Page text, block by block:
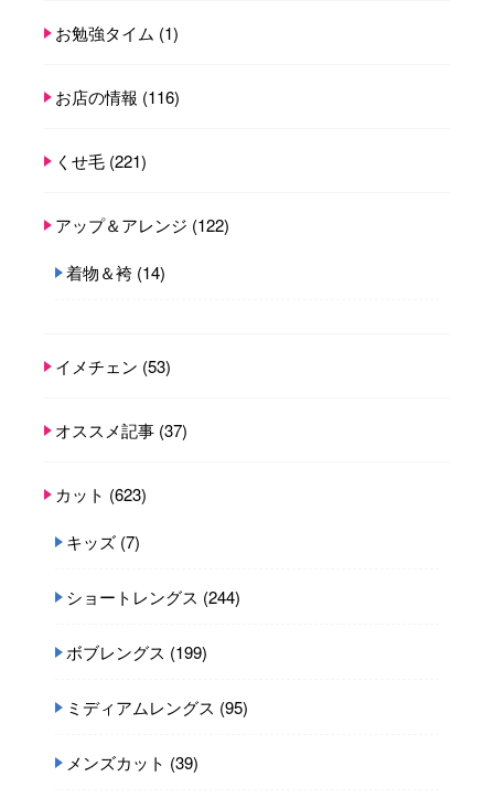
お勉強タイム (1)
お店の情報 (116)
くせ毛 (221)
アップ＆アレンジ (122)
着物＆袴 (14)
イメチェン (53)
オススメ記事 (37)
カット (623)
キッズ (7)
ショートレングス (244)
ボブレングス (199)
ミディアムレングス (95)
メンズカット (39)